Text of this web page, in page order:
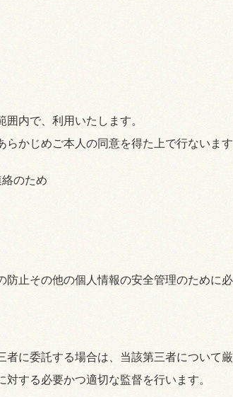
内で、利用いたします。
かじめご本人の同意を得た上で行ないます
のため
止その他の個人情報の安全管理のために
に委託する場合は、当該第三者について
する必要かつ適切な監督を行います。